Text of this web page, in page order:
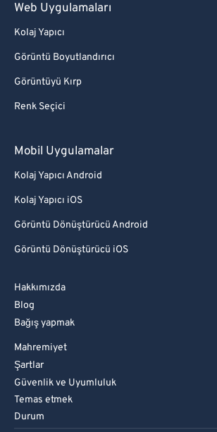
Web Uygulamaları
Kolaj Yapıcı
Görüntü Boyutlandırıcı
Görüntüyü Kırp
Renk Seçici
Mobil Uygulamalar
Kolaj Yapıcı Android
Kolaj Yapıcı iOS
Görüntü Dönüştürücü Android
Görüntü Dönüştürücü iOS
Hakkımızda
Blog
Bağış yapmak
Mahremiyet
Şartlar
Güvenlik ve Uyumluluk
Temas etmek
Durum